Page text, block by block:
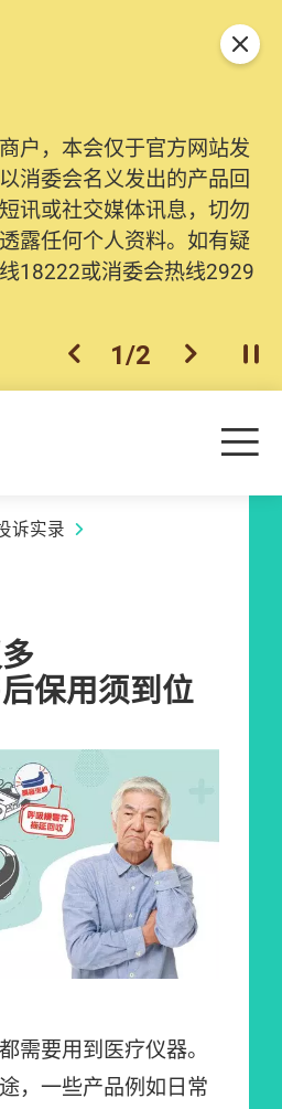
户，本会仅于官方网站发
消委会名义发出的产品回
讯或社交媒体讯息，切勿
露任何个人资料。如有疑
18222或消委会热线2929
上一个
1/2 下一个开
关闭
目
诉实录
保用须到位
需要用到医疗仪器。
，一些产品例如日常